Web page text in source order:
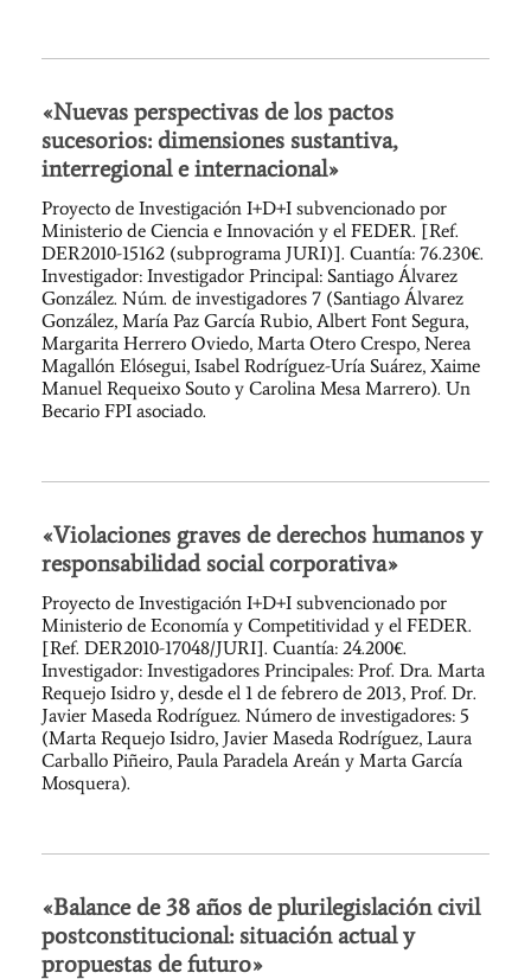
«Nuevas perspectivas de los pactos
sucesorios: dimensiones sustantiva,
interregional e internacional»
Proyecto de Investigación I+D+I subvencionado por
Ministerio de Ciencia e Innovación y el FEDER. [Ref.
DER2010-15162 (subprograma JURI)]. Cuantía: 76.230€.
Investigador: Investigador Principal: Santiago Álvarez
González. Núm. de investigadores 7 (Santiago Álvarez
González, María Paz García Rubio, Albert Font Segura,
Margarita Herrero Oviedo, Marta Otero Crespo, Nerea
Magallón Elósegui, Isabel Rodríguez-Uría Suárez, Xaime
Manuel Requeixo Souto y Carolina Mesa Marrero). Un
Becario FPI asociado.
«Violaciones graves de derechos humanos y
responsabilidad social corporativa»
Proyecto de Investigación I+D+I subvencionado por
Ministerio de Economía y Competitividad y el FEDER.
[Ref. DER2010-17048/JURI]. Cuantía: 24.200€.
Investigador: Investigadores Principales: Prof. Dra. Marta
Requejo Isidro y, desde el 1 de febrero de 2013, Prof. Dr.
Javier Maseda Rodríguez. Número de investigadores: 5
(Marta Requejo Isidro, Javier Maseda Rodríguez, Laura
Carballo Piñeiro, Paula Paradela Areán y Marta García
Mosquera).
«Balance de 38 años de plurilegislación civil
postconstitucional: situación actual y
propuestas de futuro»